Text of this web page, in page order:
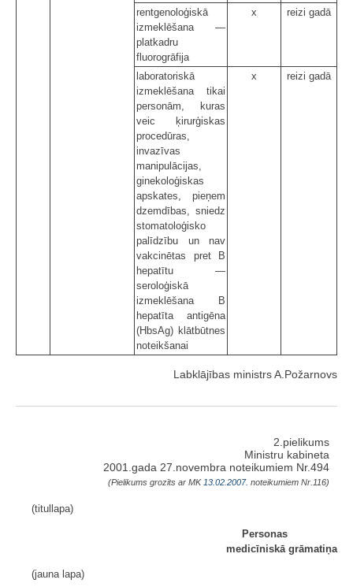
rentgenoloģiskā
izmeklēšana —
platkadru
fluorogrāfija
x reizi gadā
laboratoriskā
izmeklēšana tikai
personām, kuras
veic ķirurģiskas
procedūras,
invazīvas
manipulācijas,
ginekoloģiskas
apskates, pieņem
dzemdības, sniedz
stomatoloģisko
palīdzību un nav
vakcinētas pret B
hepatītu —
seroloģiskā
izmeklēšana B
hepatīta antigēna
(HbsAg) klātbūtnes
noteikšanai
x reizi gadā
Labklājības ministrs A.Požarnovs
2.pielikums
Ministru kabineta
2001.gada 27.novembra noteikumiem Nr.494
(Pielikums grozīts ar MK13.02.2007. noteikumiem Nr.116)
(titullapa)
Personas
medicīniskā grāmatiņa
(jauna lapa)